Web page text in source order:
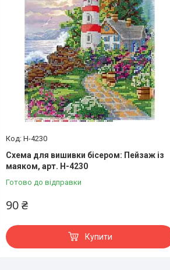
Н-4230
Схема для вишивки бісером: Пейзаж із
маяком, арт. Н-4230
Готово до відправки
90 ₴
Купити